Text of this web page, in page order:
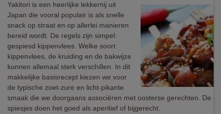
Yakitori is een heerlijke lekkernij uit
Japan die vooral populair is als snelle
snack op straat en op allerlei manieren
bereid wordt. De regels zijn simpel:
gespiesd kippenvlees. Welke soort
kippenvlees, de kruiding en de bakwijze
kunnen allemaal sterk verschillen. In dit
makkelijke basisrecept kiezen we voor
de typische zoet-zure en licht-pikante
smaak die we doorgaans associëren met oosterse gerechten. De
spiesjes doen het goed als aperitief of bijgerecht.